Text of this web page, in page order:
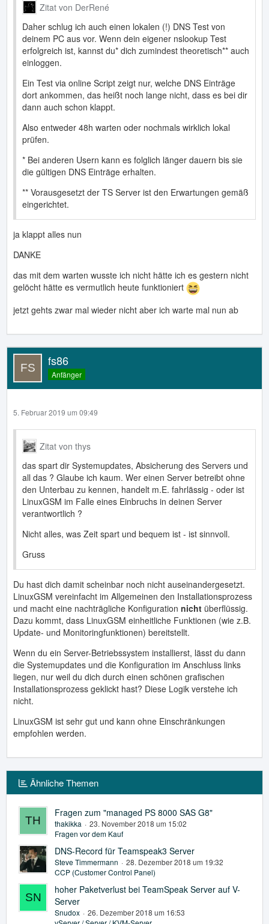
Zitat von DerRené
Daher schlug ich auch einen lokalen (!) DNS Test von
deinem PC aus vor. Wenn dein eigener nslookup Test
erfolgreich ist, kannst du* dich zumindest theoretisch** auch
einloggen.
Ein Test via online Script zeigt nur, welche DNS Einträge
dort ankommen, das heißt noch lange nicht, dass es bei dir
dann auch schon klappt.
Also entweder 48h warten oder nochmals wirklich lokal
prüfen.
* Bei anderen Usern kann es folglich länger dauern bis sie
die gültigen DNS Einträge erhalten.
** Vorausgesetzt der TS Server ist den Erwartungen gemäß
eingerichtet.
ja klappt alles nun
DANKE
das mit dem warten wusste ich nicht hätte ich es gestern nicht
gelöcht hätte es vermutlich heute funktioniert
jetzt gehts zwar mal wieder nicht aber ich warte mal nun ab
fs86
Anfänger
5. Februar 2019 um 09:49
Zitat von thys
das spart dir Systemupdates, Absicherung des Servers und
all das ? Glaube ich kaum. Wer einen Server betreibt ohne
den Unterbau zu kennen, handelt m.E. fahrlässig - oder ist
LinuxGSM im Falle eines Einbruchs in deinen Server
verantwortlich ?
Nicht alles, was Zeit spart und bequem ist - ist sinnvoll.
Gruss
Du hast dich damit scheinbar noch nicht auseinandergesetzt.
LinuxGSM vereinfacht im Allgemeinen den Installationsprozess
und macht eine nachträgliche Konfiguration nicht überflüssig.
Dazu kommt, dass LinuxGSM einheitliche Funktionen (wie z.B.
Update- und Monitoringfunktionen) bereitstellt.
Wenn du ein Server-Betriebssystem installierst, lässt du dann
die Systemupdates und die Konfiguration im Anschluss links
liegen, nur weil du dich durch einen schönen grafischen
Installationsprozess geklickt hast? Diese Logik verstehe ich
nicht.
LinuxGSM ist sehr gut und kann ohne Einschränkungen
empfohlen werden.
Ähnliche Themen
Fragen zum "managed PS 8000 SAS G8"
thakikka
23. November 2018 um 15:02
Fragen vor dem Kauf
DNS-Record für Teamspeak3 Server
Steve Timmermann
28. Dezember 2018 um 19:32
CCP (Customer Control Panel)
hoher Paketverlust bei TeamSpeak Server auf V-
Server
Snudox
26. Dezember 2018 um 16:53